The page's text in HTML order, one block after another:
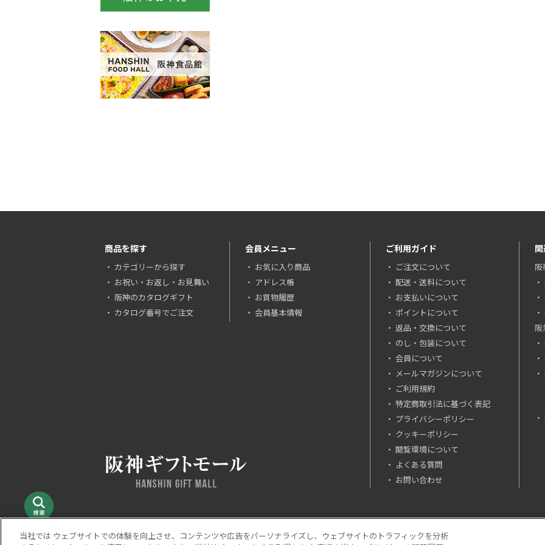
商品を探す
カテゴリーから探す
お祝い・お返し・お見舞い
阪神のカタログギフト
カタログ番号でご注文
会員メニュー
お気に入り商品
アドレス帳
お買物履歴
会員基本情報
ご利用ガイド
ご注文について
配送・送料について
お支払いについて
ポイントについて
返品・交換について
のし・包装について
会員について
メールマガジンについて
ご利用規約
特定商取引法に基づく表記
プライバシーポリシー
クッキーポリシー
閲覧環境について
よくある質問
お問い合わせ
阪
阪
当社では ウェブサイトでの体験を向上させ、コンテンツや広告をパーソナライズし、ウェブサイトのトラフィックを分析